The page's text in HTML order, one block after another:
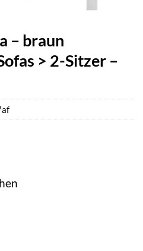
– braun
> 2-Sitzer –